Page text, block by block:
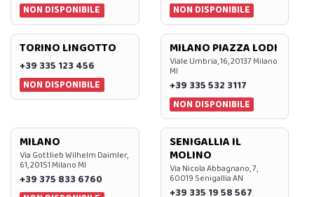
NON DISPONIBILE
NON DISPONIBILE
TORINO LINGOTTO
+39 335 123 456
NON DISPONIBILE
MILANO PIAZZA LODI
Viale Umbria, 16, 20137 Milano
MI
+39 335 532 3117
NON DISPONIBILE
MILANO
Via Gottlieb Wilhelm Daimler,
61, 20151 Milano MI
+39 375 833 6760
SENIGALLIA IL
MOLINO
Via Nicola Abbagnano, 7,
60019 Senigallia AN
+39 335 19 58 567